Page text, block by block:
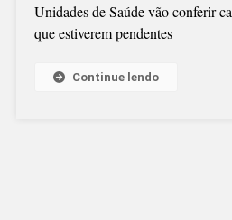
Unidades de Saúde vão conferir
que estiverem pendentes
Continue lendo